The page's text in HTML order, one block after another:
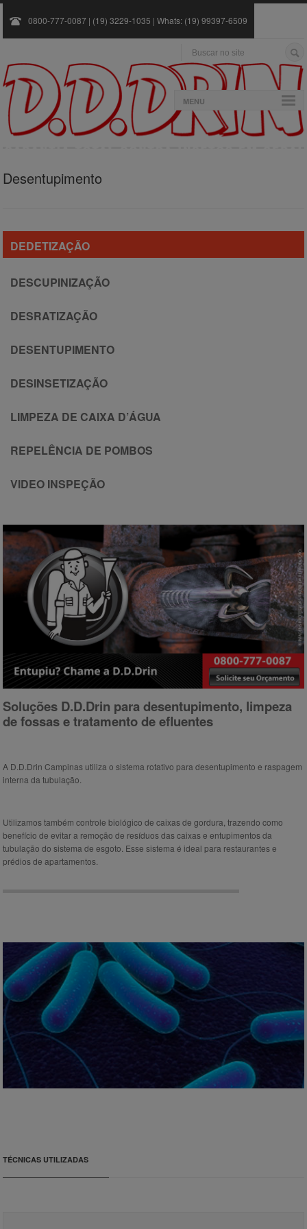
0800-777-0087 | (19) 3229-1035 | Whats: (19) 99397-6509
MENU
Desentupimento
DEDETIZAÇÃO
DESCUPINIZAÇÃO
DESRATIZAÇÃO
DESENTUPIMENTO
DESINSETIZAÇÃO
LIMPEZA DE CAIXA D’ÁGUA
REPELÊNCIA DE POMBOS
VIDEO INSPEÇÃO
Soluções D.D.Drin para desentupimento, limpeza
de fossas e tratamento de efluentes
A D.D.Drin Campinas utiliza o sistema rotativo para desentupimento e raspagem
interna da tubulação.
Utilizamos também controle biológico de caixas de gordura, trazendo como
benefício de evitar a remoção de resíduos das caixas e entupimentos da
tubulação do sistema de esgoto. Esse sistema é ideal para restaurantes e
prédios de apartamentos.
TÉCNICAS UTILIZADAS